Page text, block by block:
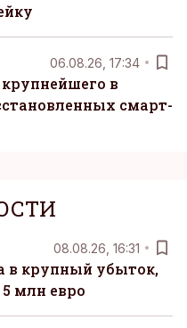
06.08.26, 17:34
в
смарт-
08.08.26, 16:31
в крупный убыток,
млн евро